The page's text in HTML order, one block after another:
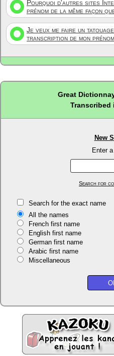
Pourquoi d'autres sites
prénom de la même façon
Je veux me faire un
transcription de mon
Great
Transcribed
New
Enter
Search for
Search for the exact name
All the names
French first name
English first name
German first name
Arabic first name
Miscellaneous